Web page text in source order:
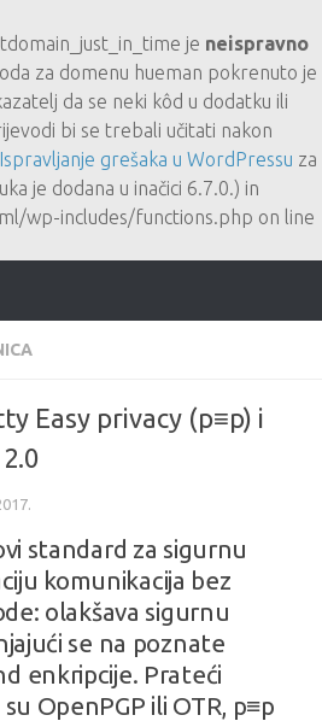
je neispravno
za domenu hueman pokrenuto je
da se neki kôd u dodatku ili
bi se trebali učitati nakon
Ispravljanje grešaka u WordPressu za
je dodana u inačici 6.7.0.) in
wp-includes/functions.php on line
Easy privacy (p≡p) i
standard za sigurnu
komunikacija bez
olakšava sigurnu
se na poznate
enkripcije. Prateći
OpenPGP ili OTR, p≡p